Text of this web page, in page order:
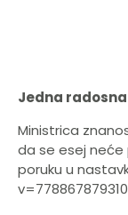
Jedna
Ministrica
da se esej neće
poruku u